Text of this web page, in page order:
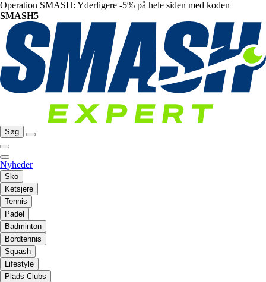
Operation SMASH: Yderligere -5% på hele siden med koden
SMASH5
Søg
Nyheder
Sko
Ketsjere
Tennis
Padel
Badminton
Bordtennis
Squash
Lifestyle
Plads Clubs